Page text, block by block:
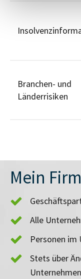
Branchen- und
Länderrisiken
Mein
Alle
Personen im
Stets über